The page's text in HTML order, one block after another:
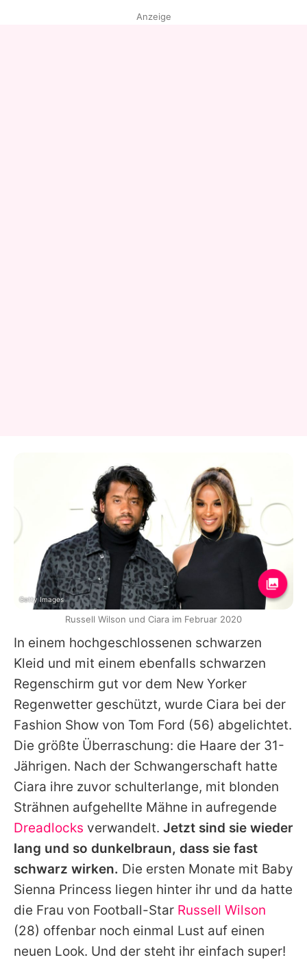
In einem hochgeschlossenen schwarzen
Kleid und mit einem ebenfalls schwarzen
Regenschirm gut vor dem New Yorker
Regenwetter geschützt, wurde Ciara bei der
Fashion Show von Tom Ford (56) abgelichtet.
Die größte Überraschung: die Haare der 31-
Jährigen. Nach der Schwangerschaft hatte
Ciara ihre zuvor schulterlange, mit blonden
Strähnen aufgehellte Mähne in aufregende
Dreadlocks verwandelt. Jetzt sind sie wieder
lang und so dunkelbraun, dass sie fast
schwarz wirken. Die ersten Monate mit Baby
Sienna Princess liegen hinter ihr und da hatte
die Frau von Football-Star Russell Wilson
(28) offenbar noch einmal Lust auf einen
neuen Look. Und der steht ihr einfach super!
Anzeige
Getty Images
Russell Wilson und Ciara im Februar 2020